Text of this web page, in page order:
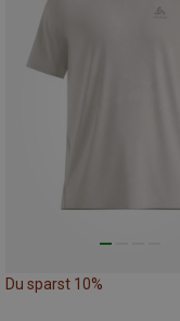
Du sparst 10%